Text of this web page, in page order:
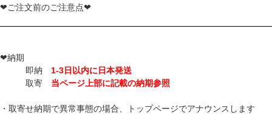
❤ご注文前のご注意点❤
❤納期
即納 1-3日以内に日本発送
取寄 当ページ上部に記載の納期参照
・取寄せ納期で異常事態の場合、トップページでアナウンスします